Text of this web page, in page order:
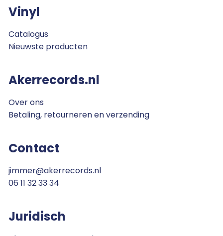
Vinyl
Catalogus
Nieuwste producten
Akerrecords.nl
Over ons
Betaling, retourneren en verzending
Contact
jimmer@akerrecords.nl
06 11 32 33 34
Juridisch